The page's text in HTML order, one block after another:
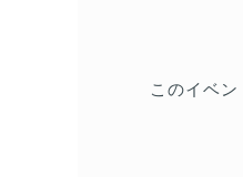
このイベ